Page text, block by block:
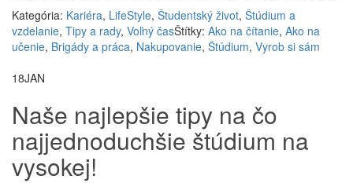
Kategória: Kariéra, LifeStyle, Študentský život, Štúdium a
vzdelanie, Tipy a rady, Voľný časŠtítky: Ako na čítanie, Ako na
učenie, Brigády a práca, Nakupovanie, Štúdium, Vyrob si sám
18JAN
Naše najlepšie tipy na čo
najjednoduchšie štúdium na
vysokej!